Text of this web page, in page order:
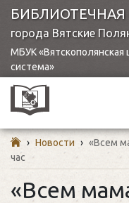
города Вятские
МБУК «Вятскополянская
система»
› Новости › «Всем
час
«Всем